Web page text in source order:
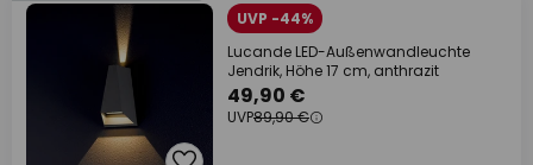
UVP -44%
Lucande LED-Außenwandleuchte
Jendrik, Höhe 17 cm, anthrazit
49,90 €
UVP89,90 €